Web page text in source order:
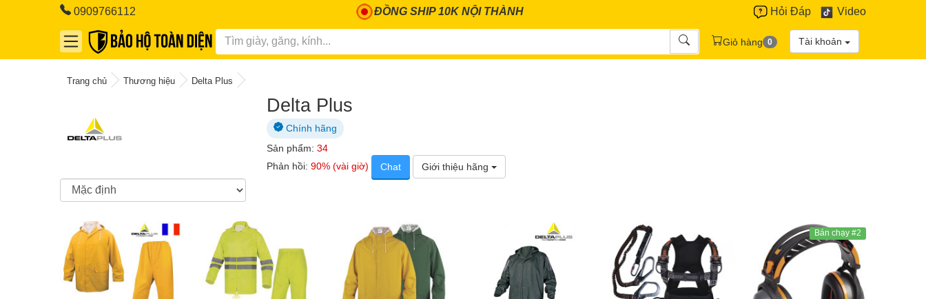
0909766112 ĐỒNG SHIP 10K NỘI THÀNH Hỏi Đáp Video
Giỏ hàng 0 Tài khoản
Trang chủ Thương hiệu Delta Plus
Delta Plus
Chính hãng
Sản phẩm: 34
Phản hồi: 90% (vài giờ) Chat Giới thiệu hãng
Bán chạy #2